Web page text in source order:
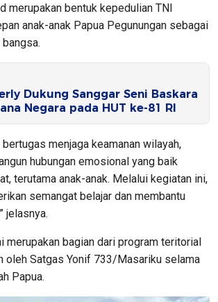
merupakan bentuk kepedulian TNI
anak-anak Papua Pegunungan sebagai
Dukung Sanggar Seni Baskara
Negara pada HUT ke-81 RI
bertugas menjaga keamanan wilayah,
hubungan emosional yang baik
terutama anak-anak. Melalui kegiatan ini,
semangat belajar dan membantu
jelasnya.
merupakan bagian dari program teritorial
oleh Satgas Yonif 733/Masariku selama
Papua.